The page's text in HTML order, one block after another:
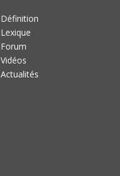
Définition
Lexique
Forum
Vidéos
Actualités